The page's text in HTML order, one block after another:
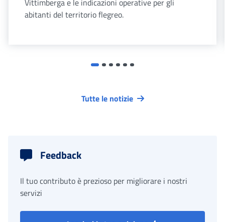
Vittimberga e le indicazioni operative per gli
abitanti del territorio flegreo.
Tutte le notizie
Feedback
Il tuo contributo è prezioso per migliorare i nostri
servizi